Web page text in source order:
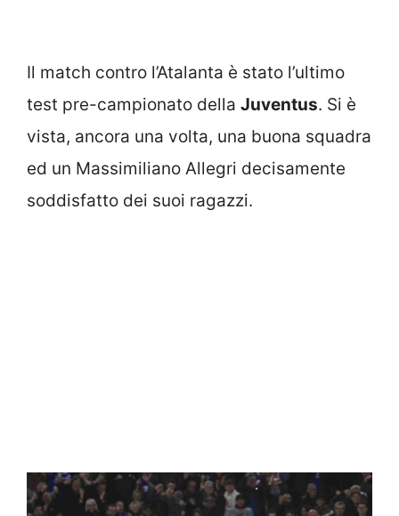
Il match contro l’Atalanta è stato l’ultimo
test pre-campionato della Juventus. Si è
vista, ancora una volta, una buona squadra
ed un Massimiliano Allegri decisamente
soddisfatto dei suoi ragazzi.